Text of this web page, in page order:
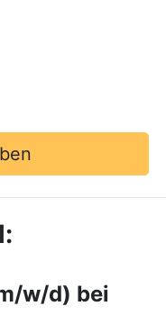
w/d) bei